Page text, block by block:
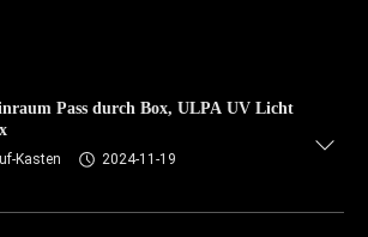
Pass durch Box, ULPA UV Licht
Kasten
2024-11-19